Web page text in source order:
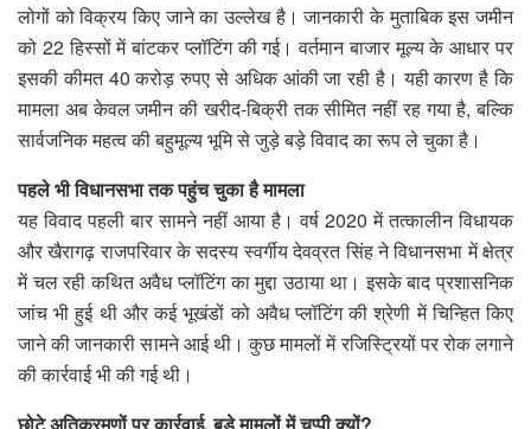
लोगों को विक्रय किए जाने का उल्लेख है। जानकारी के मुताबिक इस जमीन
को 22 हिस्सों में बांटकर प्लॉटिंग की गई। वर्तमान बाजार मूल्य के आधार पर
इसकी कीमत 40 करोड़ रुपए से अधिक आंकी जा रही है। यही कारण है कि
मामला अब केवल जमीन की खरीद-बिक्री तक सीमित नहीं रह गया है, बल्कि
सार्वजनिक महत्व की बहुमूल्य भूमि से जुड़े बड़े विवाद का रूप ले चुका है।
पहले भी विधानसभा तक पहुंच चुका है मामला
यह विवाद पहली बार सामने नहीं आया है। वर्ष 2020 में तत्कालीन विधायक
और खैरागढ़ राजपरिवार के सदस्य स्वर्गीय देवव्रत सिंह ने विधानसभा में क्षेत्र
में चल रही कथित अवैध प्लॉटिंग का मुद्दा उठाया था। इसके बाद प्रशासनिक
जांच भी हुई थी और कई भूखंडों को अवैध प्लॉटिंग की श्रेणी में चिन्हित किए
जाने की जानकारी सामने आई थी। कुछ मामलों में रजिस्ट्रियों पर रोक लगाने
की कार्रवाई भी की गई थी।
छोटे अतिक्रमणों पर कार्रवाई, बड़े मामलों में चुप्पी क्यों?